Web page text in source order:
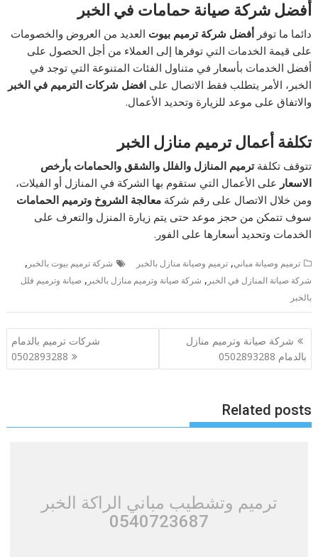
أفضل شركة صيانة حمامات في الخبر
دائما ما توفرأفضل شركة ترميم بيوت العديد من العروض والخصومات
على قيمة الخدمات التي توفرها إلى العملاء من أجل الحصول على
أفضل الخدمات بأسعار في متناول الفئات المتنوعة التي توجد في
الخبر، الأمر يتطلب فقط الاتصال علىافضل شركات الترميم في الخبر
والاتفاق على موعد للزيارة وتحديد الأعمال.
تكلفة أعمال ترميم منازل الخبر
تتوقف تكلفةترميم المنازل والفلل والشقق والحمامات بأرخص
الاسعار على الأعمال التي ستقوم بها الشركة في المنازل أو الفيلات،
ومن خلال الاتصال على رقم شركةمعالجة الشروخ وترميم الحمامات
سوف تتمكن من حجز موعد حتى يتم زيارة المنزل والتعرف على
الخدمات وتحديد أسعارها على الفور.
ترميم وصيانة مباني,ترميم وصيانة منازل بالخبر شركة ترميم بيوت بالخبر ,
شركة صيانة المنازل في الخبر , شركة صيانة وترميم منازل بالخبر ,صيانة وترميم فلل
بالخبر
تصفّح
المقالات
شركة صيانة وترميم منازل
بالدمام 0502893288
شركات ترميم بالدمام
0502893288
Related posts
ترميم وتشطيب مباني الراكة الخبر
0540723687